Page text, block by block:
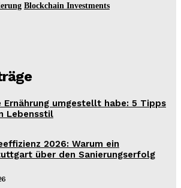
Blockchain Investments
Ernährung umgestellt habe: 5 Tipps
Lebensstil
2026: Warum ein
über den Sanierungserfolg